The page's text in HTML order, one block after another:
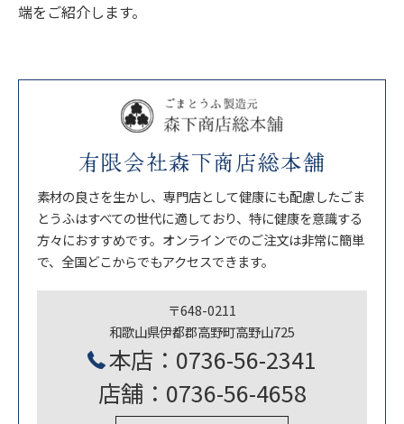
端をご紹介します。
有限会社森下商店総本舗
素材の良さを生かし、専門店として健康にも配慮したごま
とうふはすべての世代に適しており、特に健康を意識する
方々におすすめです。オンラインでのご注文は非常に簡単
で、全国どこからでもアクセスできます。
〒648-0211
和歌山県伊都郡高野町高野山725
本店：0736-56-2341
店舗：0736-56-4658